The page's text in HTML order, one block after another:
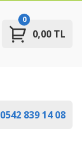
0,00 TL
0
0542 839 14 08